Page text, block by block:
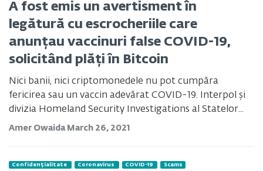
A fost emis un avertisment în
legătură cu escrocheriile care
anunțau vaccinuri false COVID-19,
solicitând plăți în Bitcoin
Nici banii, nici criptomonedele nu pot cumpăra
fericirea sau un vaccin adevărat COVID-19. Interpol și
divizia Homeland Security Investigations al Statelor...
Amer Owaida March 26, 2021
Confidențialitate Coronavirus COVID-19 Scams